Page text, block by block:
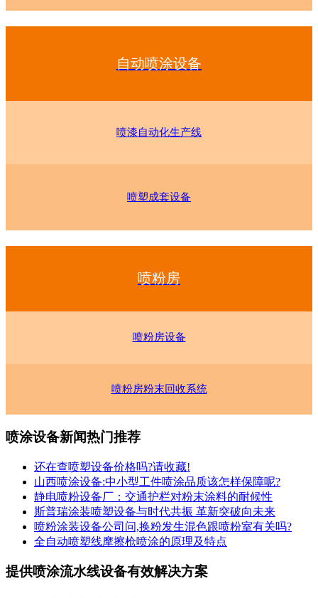
自动喷涂设备
喷漆自动化生产线
喷塑成套设备
喷粉房
喷粉房设备
喷粉房粉末回收系统
喷涂设备新闻热门推荐
还在查喷塑设备价格吗?请收藏!
山西喷涂设备:中小型工件喷涂品质该怎样保障呢?
静电喷粉设备厂：交通护栏对粉末涂料的耐候性
斯普瑞涂装喷塑设备与时代共振 革新突破向未来
喷粉涂装设备公司问,换粉发生混色跟喷粉室有关吗?
全自动喷塑线摩擦枪喷涂的原理及特点
提供喷涂流水线设备有效解决方案